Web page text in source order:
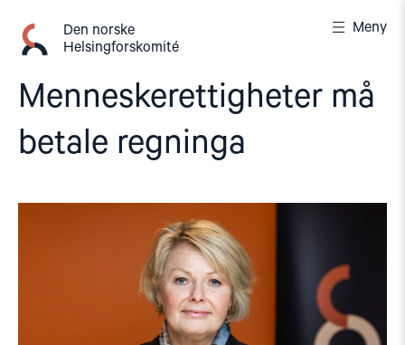
innhold
Den norske
Helsingforskomité
Meny
Menneskerettigheter må
betale regninga